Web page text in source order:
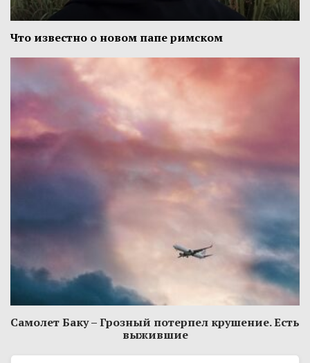
Что известно о новом папе римском
Самолет Баку – Грозный потерпел крушение. Есть
выжившие